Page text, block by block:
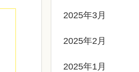
2025年3月
2025年2月
2025年1月